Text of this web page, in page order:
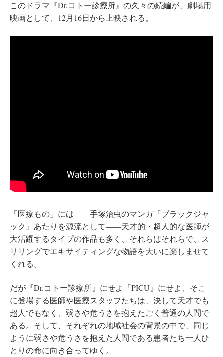
このドラマ『Dr.コトー診療所』の久々の続編が、劇場用
映画として、12月16日から上映される。
「医療もの」には――手塚治虫のマンガ『ブラックジャ
ック』あたりを源流として――天才的・超人的な医師が
大活躍するタイプの作品も多く、それらはそれらで、ス
リリングでエキサイティングな物語を大いに楽しませて
くれる。
だが『Dr.コトー診療所』にせよ『PICU』にせよ、そこ
に登場する医師や医療スタッフたちは、決して天才でも
超人でもなく、弱さや危うさを抱えたごく普通の人間で
ある。そして、それぞれの地域社会の背景の中で、同じ
ように弱さや危うさを抱えた人間である患者たち一人ひ
とりの命に向き合ってゆく。